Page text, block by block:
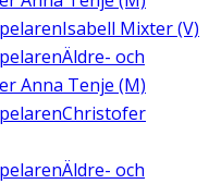
Isabell Mixter (V)
Äldre- och
Anna Tenje (M)
Christofer
Äldre- och